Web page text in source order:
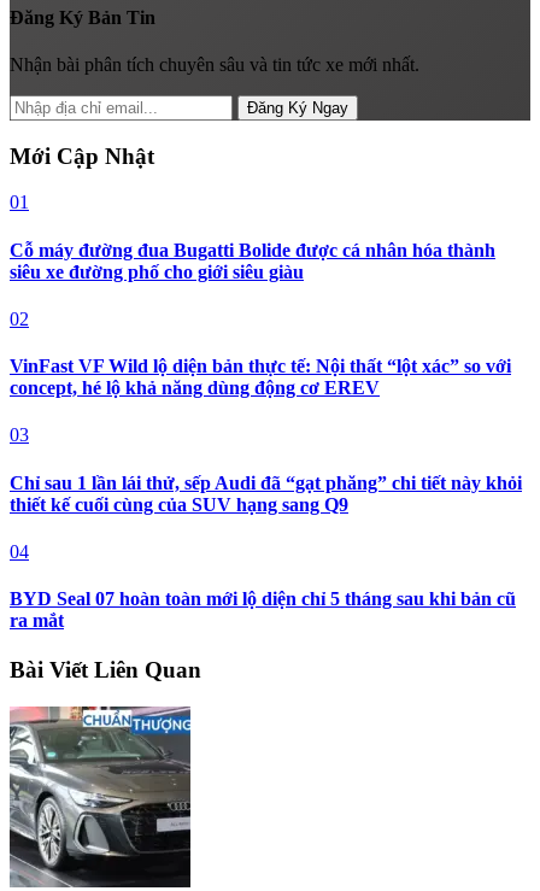
Đăng Ký Bản Tin
Nhận bài phân tích chuyên sâu và tin tức xe mới nhất.
Đăng Ký Ngay
Mới Cập Nhật
01
Cỗ máy đường đua Bugatti Bolide được cá nhân hóa thành
siêu xe đường phố cho giới siêu giàu
02
VinFast VF Wild lộ diện bản thực tế: Nội thất “lột xác” so với
concept, hé lộ khả năng dùng động cơ EREV
03
Chỉ sau 1 lần lái thử, sếp Audi đã “gạt phăng” chi tiết này khỏi
thiết kế cuối cùng của SUV hạng sang Q9
04
BYD Seal 07 hoàn toàn mới lộ diện chỉ 5 tháng sau khi bản cũ
ra mắt
Bài Viết Liên Quan